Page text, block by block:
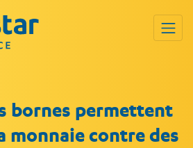
bornes permettent
monnaie contre des